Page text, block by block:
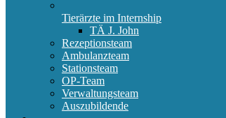
Tierärzte im Internship
TÄ J. John
Rezeptionsteam
Ambulanzteam
Stationsteam
OP-Team
Verwaltungsteam
Auszubildende